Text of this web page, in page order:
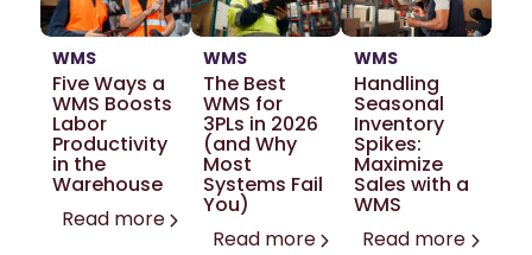
WMS
Five Ways a
WMS Boosts
Labor
Productivity
in the
Warehouse
Read more
WMS
The Best
WMS for
3PLs in 2026
(and Why
Most
Systems Fail
You)
Read more
WMS
Handling
Seasonal
Inventory
Spikes:
Maximize
Sales with a
WMS
Read more